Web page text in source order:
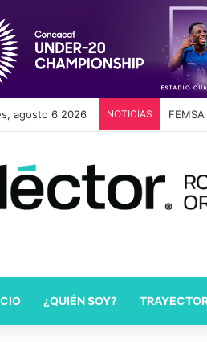
agosto 6 2026 NOTICIAS
¿QUIÉN SOY?